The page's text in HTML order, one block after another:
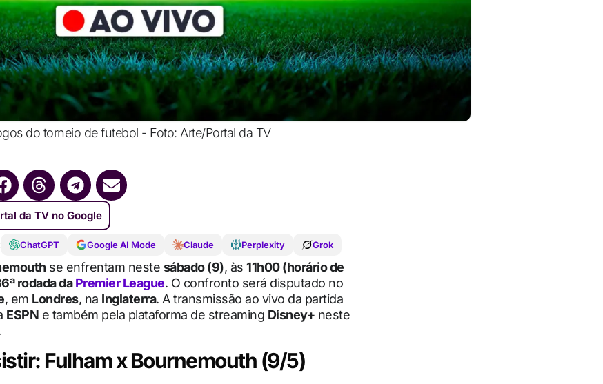
do torneio de futebol - Foto: Arte/Portal da TV
da TV no Google
ChatGPT Google AI Mode Claude Perplexity Grok
se enfrentam neste sábado (9), às 11h00 (horário de
rodada daPremier League. O confronto será disputado no
, em Londres, na Inglaterra. A transmissão ao vivo da partida
ESPN e também pela plataforma de streaming Disney+ neste
Fulham x Bournemouth (9/5)